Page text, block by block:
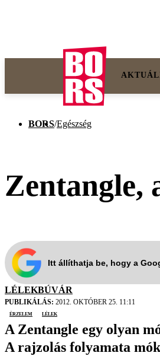
BORS/Egészség
Zentangle,
Itt állíthatja be, hogy a
LÉLEKBÚVÁR
PUBLIKÁLÁS: 2012. OKTÓBER 25. 11:11
érzelem
lélek
A Zentangle egy olyan
A rajzolás folyamata